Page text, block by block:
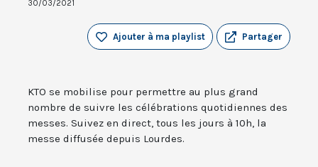
30/03/2021
Partager
Ajouter à ma playlist
KTO se mobilise pour permettre au plus grand
nombre de suivre les célébrations quotidiennes des
messes. Suivez en direct, tous les jours à 10h, la
messe diffusée depuis Lourdes.